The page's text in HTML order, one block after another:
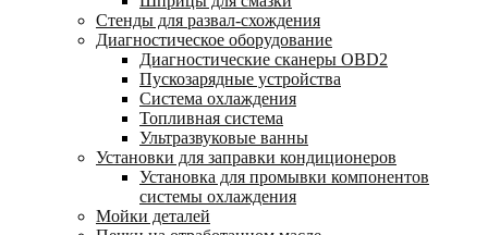
Стенды для развал-схождения
Диагностическое оборудование
Диагностические сканеры OBD2
Пускозарядные устройства
Система охлаждения
Топливная система
Ультразвуковые ванны
Установки для заправки кондиционеров
Установка для промывки компонентов
системы охлаждения
Мойки деталей